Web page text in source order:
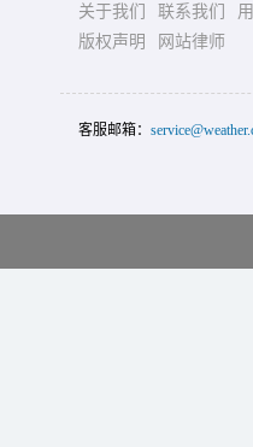
关于我们 联系我们
版权声明
网站律师
客服邮箱：